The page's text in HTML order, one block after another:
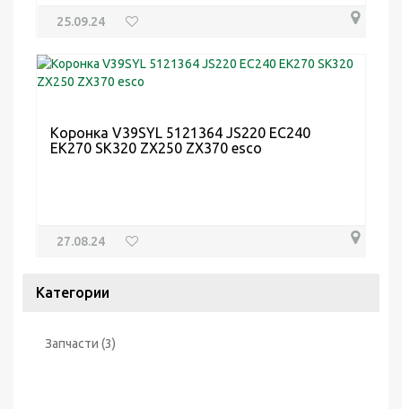
25.09.24
Коронка V39SYL 5121364 JS220 EC240
EK270 SK320 ZX250 ZX370 esco
27.08.24
Категории
Запчасти (3)